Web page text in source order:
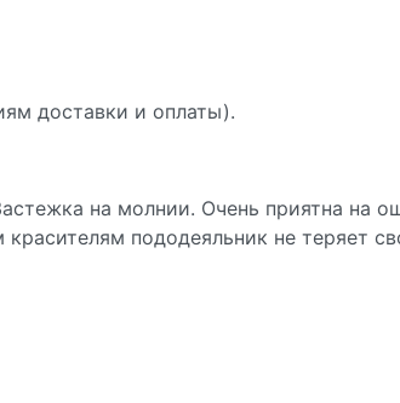
доставки и оплаты).
на молнии. Очень приятна на
пододеяльник не теряет